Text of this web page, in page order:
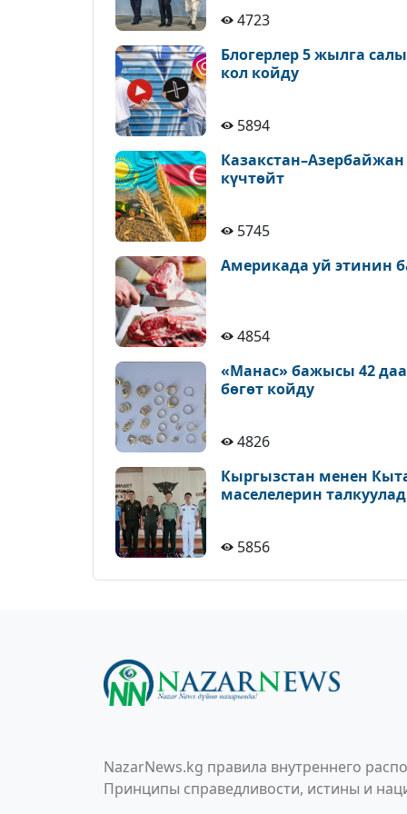
4723
Блогерлер 5 жылга
кол койду
5894
күчтөйт
5745
Америкада уй этинин
4854
«Манас» бажысы 42
бөгөт койду
4826
Кыргызстан менен
маселелерин
5856
NazarNews.kg правила внутреннего
Принципы справедливости, истины и